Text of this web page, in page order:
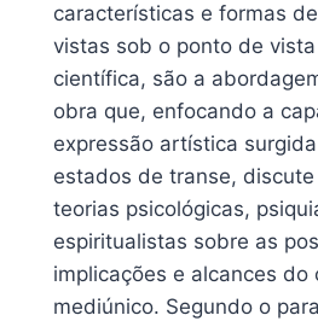
características e formas
vistas sob o ponto de
científica, são a
obra que, enfocando a
expressão artística
estados de transe,
teorias psicológicas,
espiritualistas sobre as
implicações e alcances
mediúnico. Segundo o